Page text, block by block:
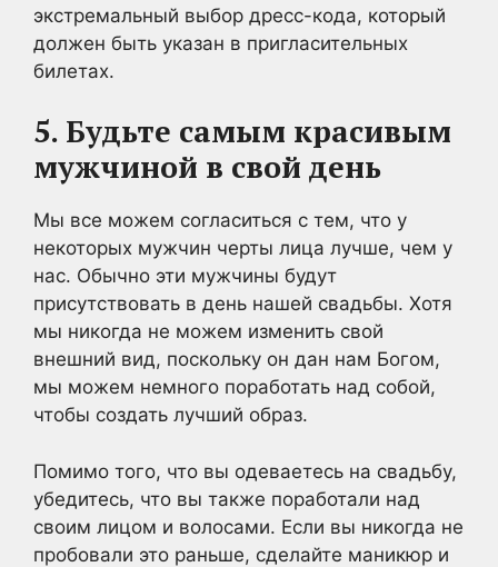
экстремальный выбор дресс-кода, который
должен быть указан в пригласительных
билетах.
5. Будьте самым красивым
мужчиной в свой день
Мы все можем согласиться с тем, что у
некоторых мужчин черты лица лучше, чем у
нас. Обычно эти мужчины будут
присутствовать в день нашей свадьбы. Хотя
мы никогда не можем изменить свой
внешний вид, поскольку он дан нам Богом,
мы можем немного поработать над собой,
чтобы создать лучший образ.
Помимо того, что вы одеваетесь на свадьбу,
убедитесь, что вы также поработали над
своим лицом и волосами. Если вы никогда не
пробовали это раньше, сделайте маникюр и